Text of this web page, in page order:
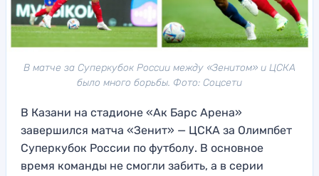
В матче за Суперкубок России между «Зенитом» и ЦСКА
было много борьбы. Фото: Соцсети
В Казани на стадионе «Ак Барс Арена»
завершился матча «Зенит» — ЦСКА за Олимпбет
Суперкубок России по футболу. В основное
время команды не смогли забить, а в серии